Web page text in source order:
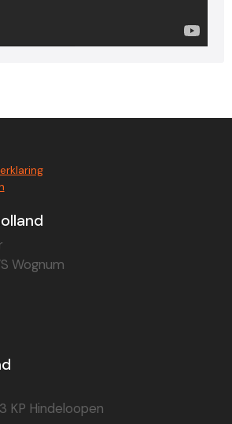
Wognum
KP Hindeloopen